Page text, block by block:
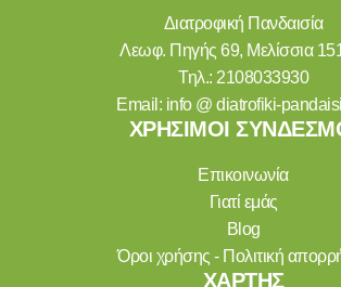
Διατροφική Πανδαισία
Λεωφ. Πηγής 69, Μελίσσια
Τηλ.: 2108033930
Email: info @ diatrofiki-
ΧΡΗΣΙΜΟΙ
Επικοινωνία
Γιατί εμάς
Blog
Όροι χρήσης - Πολιτική
ΧΑΡΤΗΣ